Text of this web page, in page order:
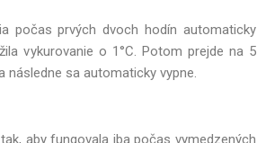
počas prvých dvoch hodín automaticky
vykurovanie o 1°C. Potom prejde na 5
sa automaticky vypne.
aby fungovala iba počas vymedzených